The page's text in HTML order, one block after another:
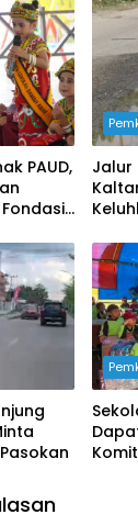
PAUD,
Jalur